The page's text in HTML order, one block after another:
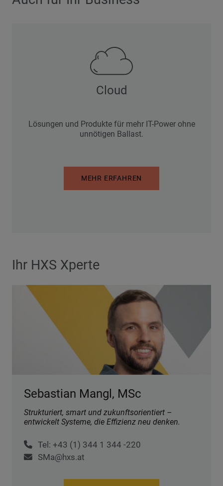
Cloud
Lösungen und Produkte für mehr IT-Power ohne
unnötigen Ballast.
MEHR ERFAHREN
Ihr HXS Xperte
Sebastian Mangl, MSc
Strukturiert, smart und zukunftsorientiert –
entwickelt Systeme, die Effizienz neu denken.
Tel: +43 (1) 344 1 344 -220
SMa@hxs.at